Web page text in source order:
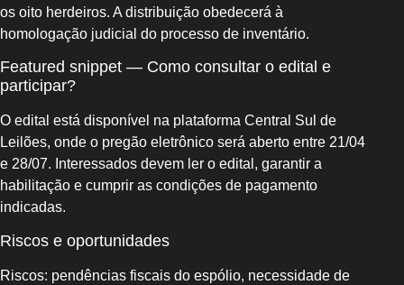
os oito herdeiros. A distribuição obedecerá à
homologação judicial do processo de inventário.
Featured snippet — Como consultar o edital e
participar?
O edital está disponível na plataforma Central Sul de
Leilões, onde o pregão eletrônico será aberto entre 21/04
e 28/07. Interessados devem ler o edital, garantir a
habilitação e cumprir as condições de pagamento
indicadas.
Riscos e oportunidades
Riscos: pendências fiscais do espólio, necessidade de